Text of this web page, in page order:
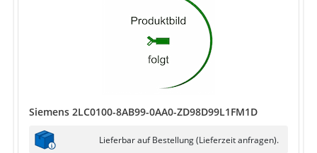
Siemens 2LC0100-8AB99-0AA0-ZD98D99L1FM1D
Lieferbar auf Bestellung (Lieferzeit anfragen).